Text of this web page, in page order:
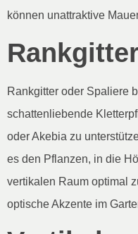
können unattraktive
Rankgitter oder Spaliere
schattenliebende
oder Akebia zu
es den Pflanzen, in die
vertikalen Raum optimal
optische Akzente im